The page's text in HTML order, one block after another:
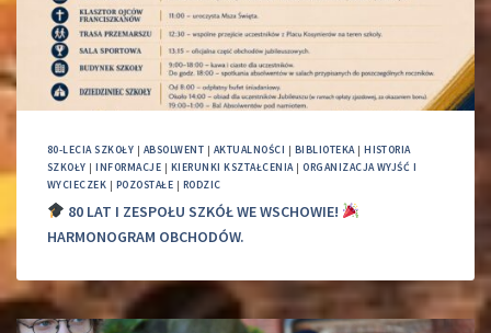
80-LECIA SZKOŁY | ABSOLWENT | AKTUALNOŚCI | BIBLIOTEKA|HISTORIA
SZKOŁY |INFORMACJE | KIERUNKI KSZTAŁCENIA|ORGANIZACJA WYJŚĆ I
WYCIECZEK | POZOSTAŁE | RODZIC
80 LAT I ZESPOŁU SZKÓŁ WE WSCHOWIE!
HARMONOGRAM OBCHODÓW.